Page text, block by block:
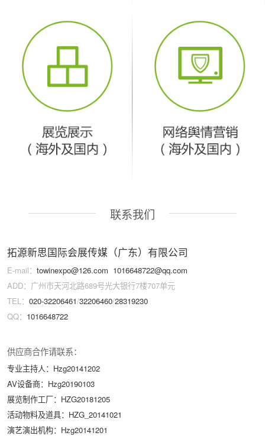
联系我们
拓源新思国际会展传媒（广东）有限公司
E-mail： towinexpo@126.com 1016648722@qq.com
ADD：广州市天河北路689号光大银行7楼707单元
TEL： 020-32206461/32206460/28319230
QQ： 1016648722
供应商合作请联系：
专业主持人：Hzg20141202
AV设备商：Hzg20190103
展览制作工厂：HZG20181205
活动物料及道具：HZG_20141021
演艺演出机构：Hzg20141201